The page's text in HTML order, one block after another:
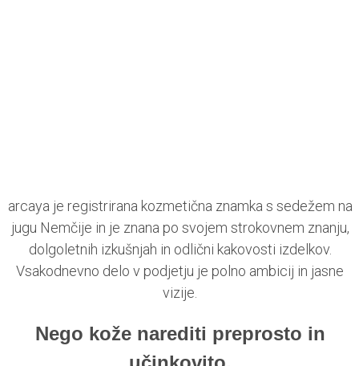
arcaya je registrirana kozmetična znamka s sedežem na
jugu Nemčije in je znana po svojem strokovnem znanju,
dolgoletnih izkušnjah in odlični kakovosti izdelkov.
Vsakodnevno delo v podjetju je polno ambicij in jasne
vizije.
Nego kože narediti preprosto in